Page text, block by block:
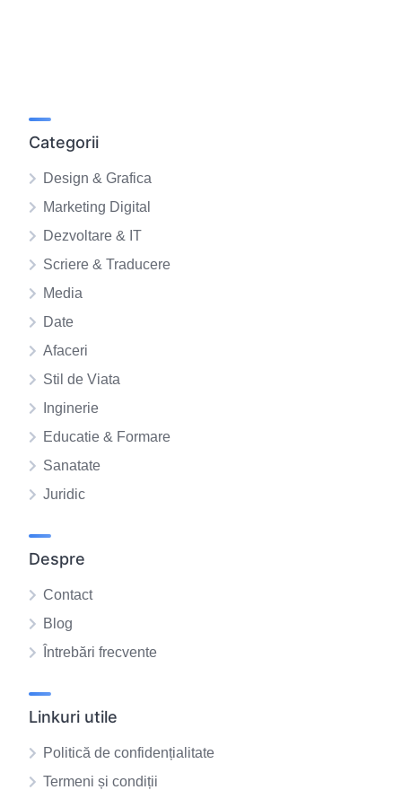
Categorii
Design & Grafica
Marketing Digital
Dezvoltare & IT
Scriere & Traducere
Media
Date
Afaceri
Stil de Viata
Inginerie
Educatie & Formare
Sanatate
Juridic
Despre
Contact
Blog
Întrebări frecvente
Linkuri utile
Politică de confidențialitate
Termeni și condiții